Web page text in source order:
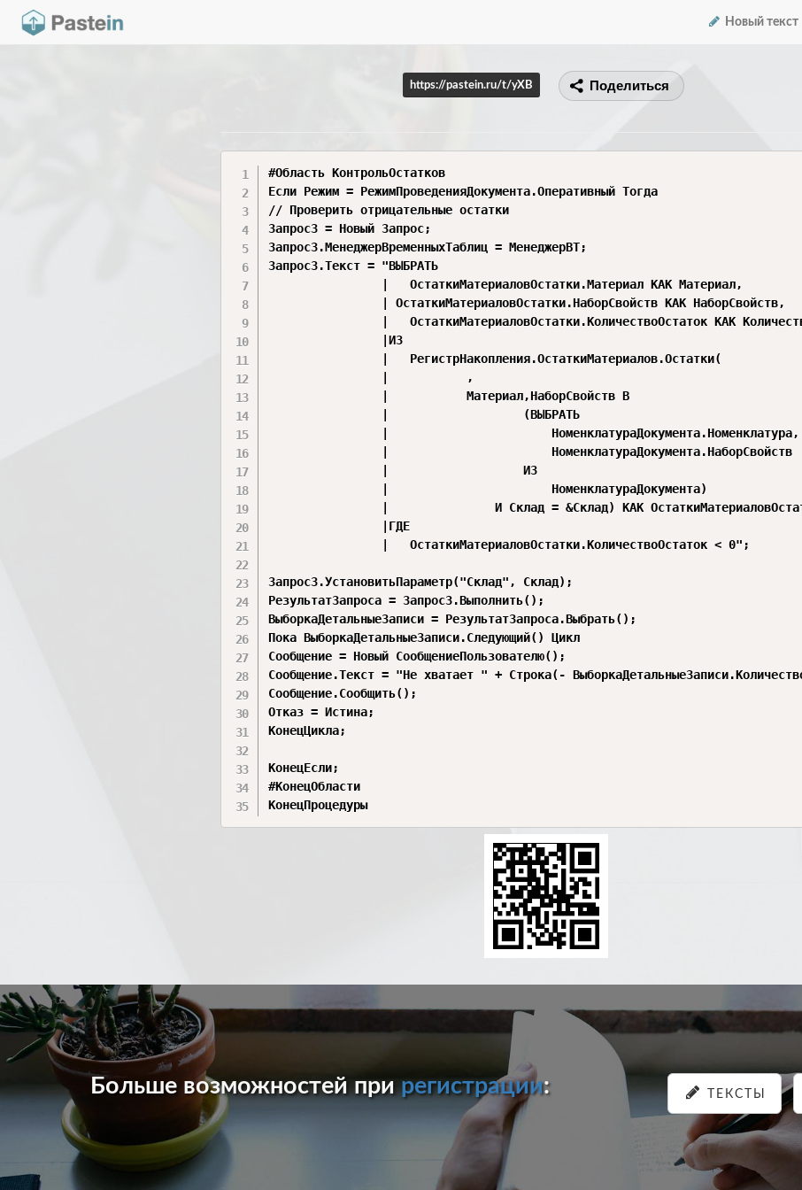
Новый текст
https://pastein.ru/t/yXB Поделиться
#Область КонтрольОстатков
Если Режим = РежимПроведенияДокумента.Оперативный Тогда
// Проверить отрицательные остатки
Запрос3 = Новый Запрос;
Запрос3.МенеджерВременныхТаблиц = МенеджерВТ;
Запрос3.Текст = "ВЫБРАТЬ
                |ИЗ
                |ГДЕ
Запрос3.УстановитьПараметр("Склад", Склад);
РезультатЗапроса = Запрос3.Выполнить();
ВыборкаДетальныеЗаписи = РезультатЗапроса.Выбрать();
Пока ВыборкаДетальныеЗаписи.Следующий() Цикл
Сообщение = Новый СообщениеПользователю();
Сообщение.Текст = "Не хватает " + Строка(-
Сообщение.Сообщить();
Отказ = Истина;
КонецЦикла;
КонецЕсли;
#КонецОбласти
КонецПроцедуры
Больше возможностей прирегистрации: ТЕКСТЫ